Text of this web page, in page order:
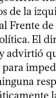
de la
Frente
El
advirtió